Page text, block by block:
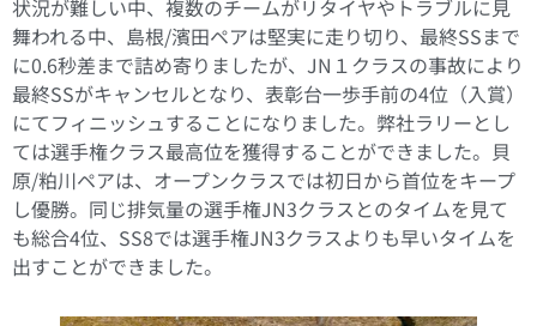
状況が難しい中、複数のチームがリタイヤやトラブルに見
舞われる中、島根/濱田ペアは堅実に走り切り、最終SSまで
に0.6秒差まで詰め寄りましたが、JN１クラスの事故により
最終SSがキャンセルとなり、表彰台一歩手前の4位（入賞）
にてフィニッシュすることになりました。弊社ラリーとし
ては選手権クラス最高位を獲得することができました。貝
原/粕川ペアは、オープンクラスでは初日から首位をキープ
し優勝。同じ排気量の選手権JN3クラスとのタイムを見て
も総合4位、SS8では選手権JN3クラスよりも早いタイムを
出すことができました。